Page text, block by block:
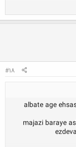
#18
albate age
majazi baraye